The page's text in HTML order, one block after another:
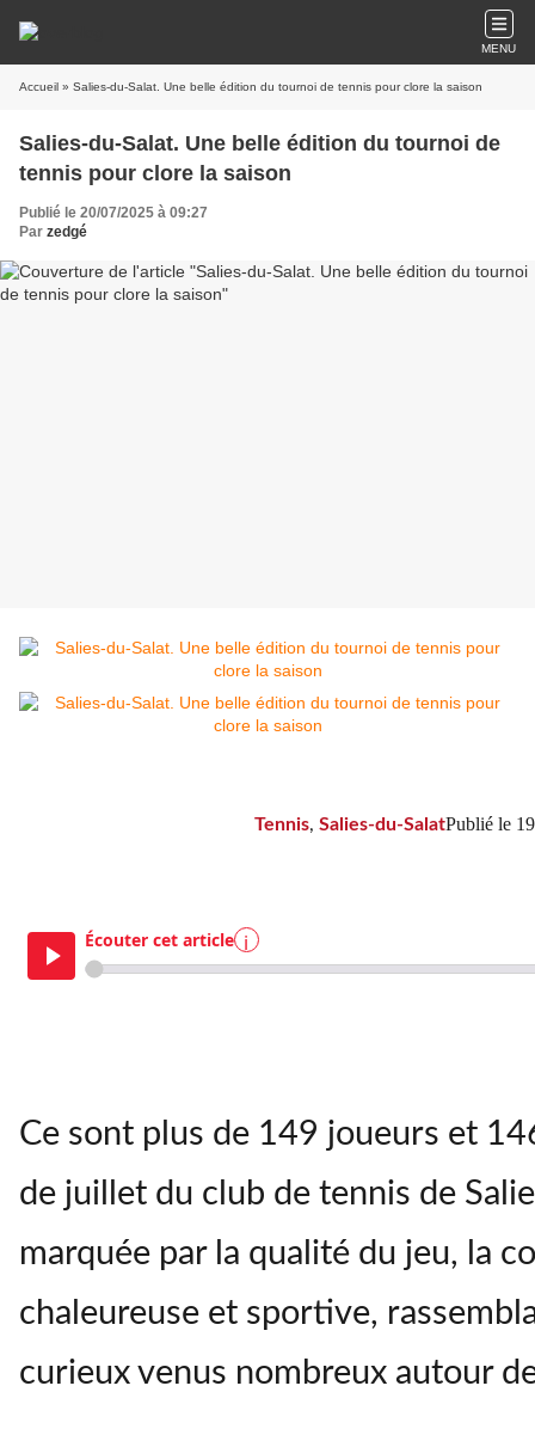
MENU
Accueil » Salies-du-Salat. Une belle édition du tournoi de tennis pour clore la saison
Salies-du-Salat. Une belle édition du tournoi de
tennis pour clore la saison
Publié le 20/07/2025 à 09:27
Par zedgé
Tennis, Salies-du-SalatPublié le
Écouter cet article i
Ce sont plus de 149 joueurs et
de juillet du club de tennis de
marquée par la qualité du jeu, la
chaleureuse et sportive,
curieux venus nombreux autour